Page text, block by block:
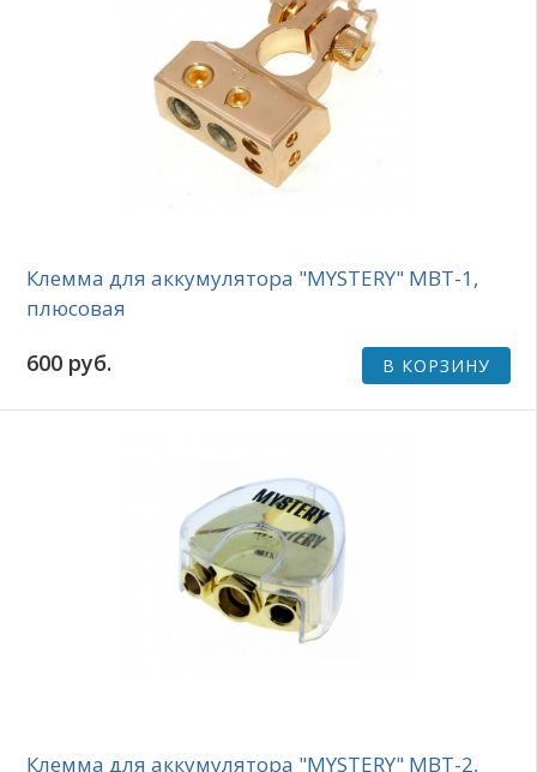
Клемма для аккумулятора "MYSTERY" MBT-1,
плюсовая
600 руб. В КОРЗИНУ
Клемма для аккумулятора "MYSTERY" MBT-2,